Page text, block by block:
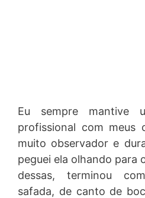
Eu sempre mantive
profissional com meus
muito observador e
peguei ela olhando para
dessas, terminou
safada, de canto de